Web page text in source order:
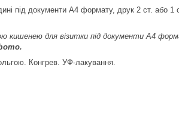
під документи А4 формату, друк 2 ст. або
кишенею для візитки під документи А4
Конгрев. УФ-лакування.